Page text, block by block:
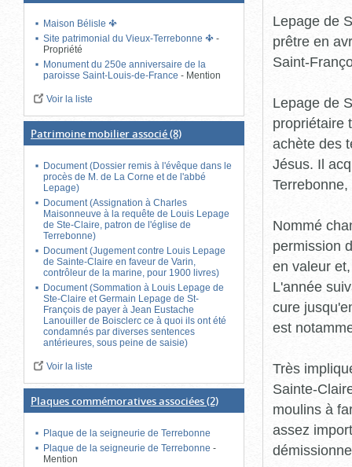
Maison Bélisle
Site patrimonial du Vieux-Terrebonne
-
Propriété
Monument du 250e anniversaire de la
paroisse Saint-Louis-de-France- Mention
Voir la liste
Patrimoine mobilier associé(8)
Document (Dossier remis à l'évêque dans le
procès de M. de La Corne et de l'abbé
Lepage)
Document (Assignation à Charles
Maisonneuve à la requête de Louis Lepage
de Ste-Claire, patron de l'église de
Terrebonne)
Document (Jugement contre Louis Lepage
de Sainte-Claire en faveur de Varin,
contrôleur de la marine, pour 1900 livres)
Document (Sommation à Louis Lepage de
Ste-Claire et Germain Lepage de St-
François de payer à Jean Eustache
Lanouiller de Boisclerc ce à quoi ils ont été
condamnés par diverses sentences
antérieures, sous peine de saisie)
Voir la liste
Plaques commémoratives associées(2)
Plaque de la seigneurie de Terrebonne
Plaque de la seigneurie de Terrebonne-
Mention
Lepage de
prêtre en
Saint-
Lepage de
propriétaire
achète des
Jésus. Il
Nommé
permission
en valeur
L'année
cure
est
Très
Sainte-
moulins à
assez